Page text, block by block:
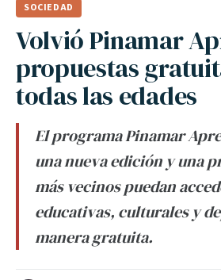
SOCIEDAD
Volvió Pinamar
propuestas
todas las edades
El programa Pinamar
una nueva edición y una
más vecinos puedan
educativas, culturales y
manera gratuita.